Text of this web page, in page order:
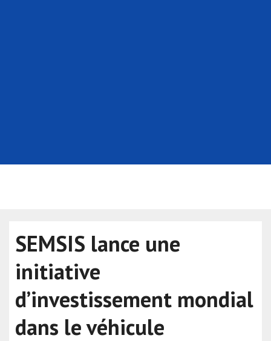
SEMSIS lance une
initiative
d’investissement mondial
dans le véhicule